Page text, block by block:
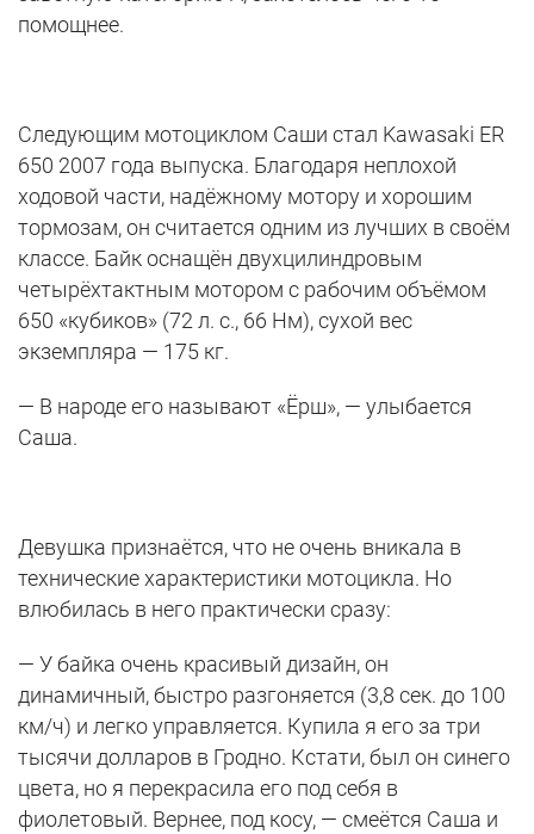
помощнее.
Следующим мотоциклом Саши стал Kawasaki ER
650 2007 года выпуска. Благодаря неплохой
ходовой части, надёжному мотору и хорошим
тормозам, он считается одним из лучших в своём
классе. Байк оснащён двухцилиндровым
четырёхтактным мотором с рабочим объёмом
650 «кубиков» (72 л. с., 66 Нм), сухой вес
экземпляра — 175 кг.
— В народе его называют «Ёрш», — улыбается
Саша.
Девушка признаётся, что не очень вникала в
технические характеристики мотоцикла. Но
влюбилась в него практически сразу:
— У байка очень красивый дизайн, он
динамичный, быстро разгоняется (3,8 сек. до 100
км/ч) и легко управляется. Купила я его за три
тысячи долларов в Гродно. Кстати, был он синего
цвета, но я перекрасила его под себя в
фиолетовый. Вернее, под косу, — смеётся Саша и